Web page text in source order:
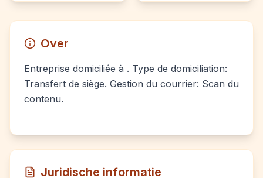
Over
Entreprise domiciliée à . Type de domiciliation:
Transfert de siège. Gestion du courrier: Scan du
contenu.
Juridische informatie